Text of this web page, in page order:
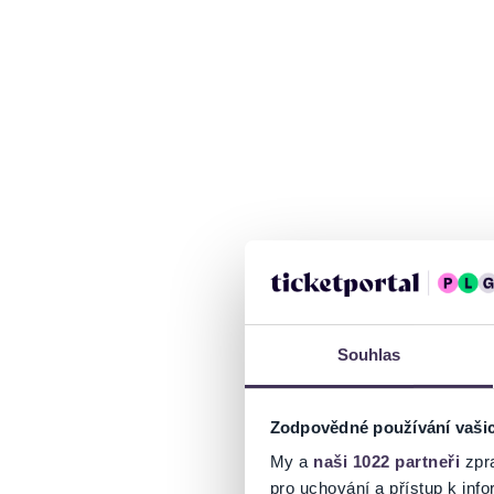
Souhlas
Zodpovědné používání
My a naši 1022 partneři
pro uchování a přístup k